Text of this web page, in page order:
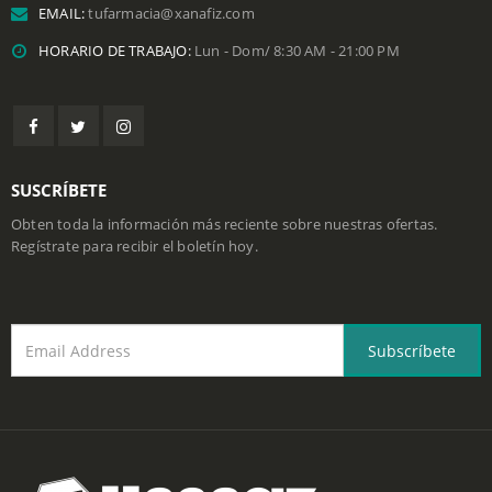
EMAIL: tufarmacia@xanafiz.com
HORARIO DE TRABAJO: Lun - Dom/ 8:30 AM - 21:00 PM
SUSCRÍBETE
Obten toda la información más reciente sobre nuestras ofertas.
Regístrate para recibir el boletín hoy.